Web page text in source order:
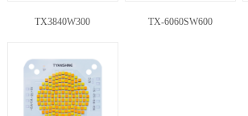
TX3840W300 TX-6060SW600